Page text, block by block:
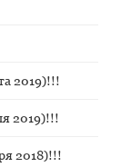
2019)!!!
2019)!!!
2018)!!!